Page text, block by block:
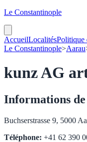
Le Constantinople
AccueilLocalitésPolitique
Le Constantinople>Aarau
kunz AG
Informations
Buchserstrasse 9, 5000
Téléphone: +41 62 390